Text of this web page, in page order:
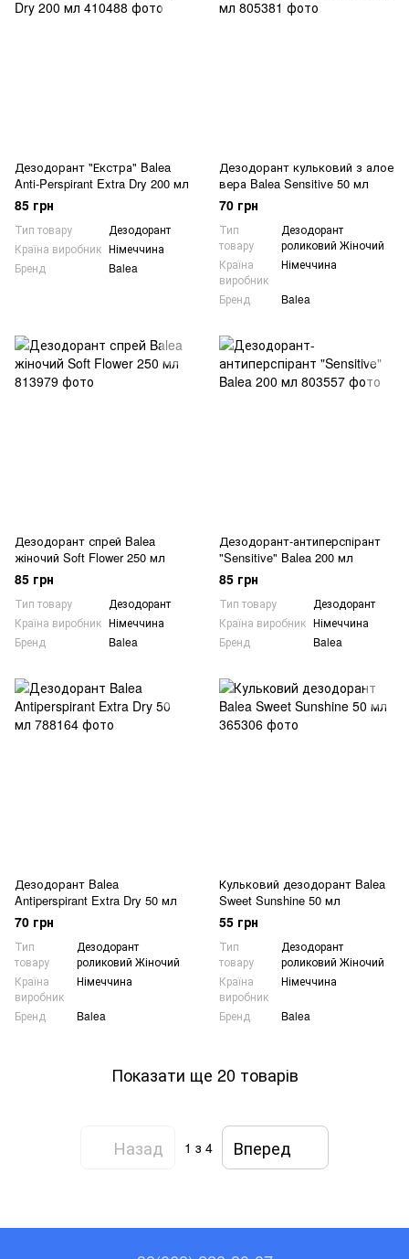
Дезодорант "Екстра" Balea
Anti-Perspirant Extra Dry 200 мл
85 грн
Тип товару
Дезодорант
Країна виробник Німеччина
Бренд
Balea
Дезодорант кульковий з алое
вера Balea Sensitive 50 мл
70 грн
Тип
товару
Дезодорант
роликовий Жіночий
Країна
виробник
Німеччина
Бренд Balea
Дезодорант спрей Balea
жіночий Soft Flower 250 мл
85 грн
Тип товару
Дезодорант
Країна виробник Німеччина
Бренд
Balea
Дезодорант-антиперспірант
"Sensitive" Balea 200 мл
85 грн
Тип товару
Дезодорант
Країна виробник Німеччина
Бренд
Balea
Дезодорант Balea
Antiperspirant Extra Dry 50 мл
70 грн
Тип
товару
Дезодорант
роликовий Жіночий
Країна
виробник
Німеччина
Бренд Balea
Кульковий дезодорант Balea
Sweet Sunshine 50 мл
55 грн
Тип
товару
Дезодорант
роликовий Жіночий
Країна
виробник
Німеччина
Бренд Balea
Показати ще 20 товарів
Назад 1 з 4 Вперед